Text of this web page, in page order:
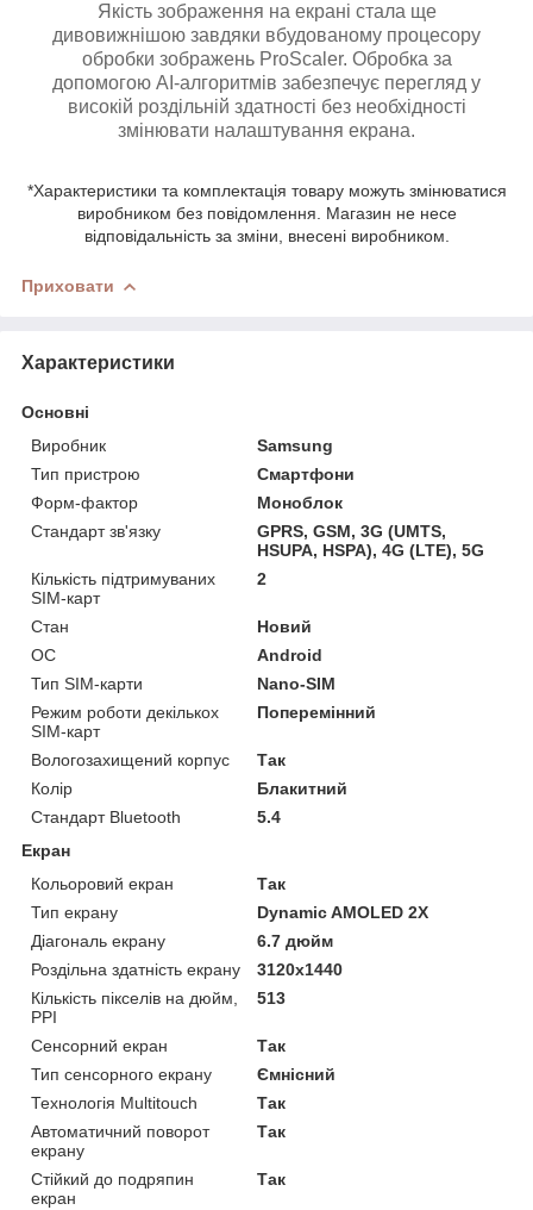
Якість зображення на екрані стала ще
дивовижнішою завдяки вбудованому процесору
обробки зображень ProScaler. Обробка за
допомогою AI-алгоритмів забезпечує перегляд у
високій роздільній здатності без необхідності
змінювати налаштування екрана.
*Характеристики та комплектація товару можуть змінюватися
виробником без повідомлення. Магазин не несе
відповідальність за зміни, внесені виробником.
Приховати
Характеристики
Основні
Виробник
Samsung
Тип пристрою
Смартфони
Форм-фактор
Моноблок
Стандарт зв'язку
GPRS, GSM, 3G (UMTS,
HSUPA, HSPA), 4G (LTE), 5G
Кількість підтримуваних
SIM-карт
2
Стан
Новий
ОС
Android
Тип SIM-карти
Nano-SIM
Режим роботи декількох
SIM-карт
Поперемінний
Вологозахищений корпус
Так
Колір
Блакитний
Стандарт Bluetooth
5.4
Екран
Кольоровий екран
Так
Тип екрану
Dynamic AMOLED 2X
Діагональ екрану
6.7 дюйм
Роздільна здатність екрану
3120x1440
Кількість пікселів на дюйм,
PPI
513
Сенсорний екран
Так
Тип сенсорного екрану
Ємнісний
Технологія Multitouch
Так
Автоматичний поворот
екрану
Так
Стійкий до подряпин
екран
Так